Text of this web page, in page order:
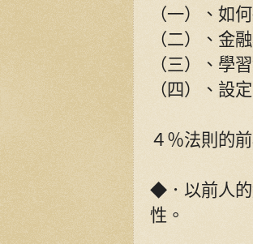
（一）、如
（二）、金
（三）、學
（四）、設
４％法則的
◆．以前人的
性。